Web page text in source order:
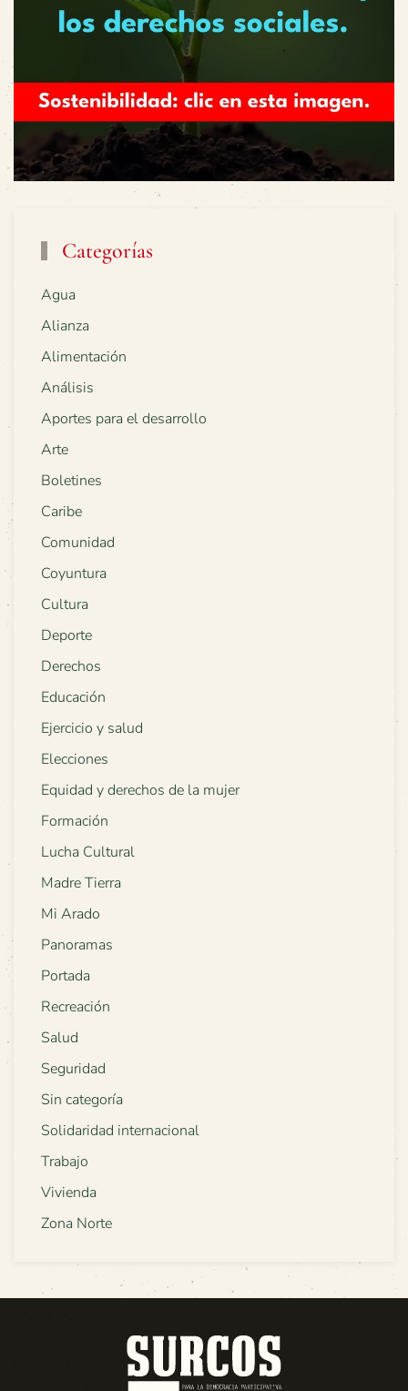
Categorías
Agua
Alianza
Alimentación
Análisis
Aportes para el desarrollo
Arte
Boletines
Caribe
Comunidad
Coyuntura
Cultura
Deporte
Derechos
Educación
Ejercicio y salud
Elecciones
Equidad y derechos de la mujer
Formación
Lucha Cultural
Madre Tierra
Mi Arado
Panoramas
Portada
Recreación
Salud
Seguridad
Sin categoría
Solidaridad internacional
Trabajo
Vivienda
Zona Norte